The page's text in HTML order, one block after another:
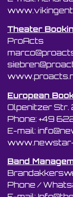
Theater
ProActs
European
Olpenitzer Str.
Phone: +49
E-mail:
Band
Phone /